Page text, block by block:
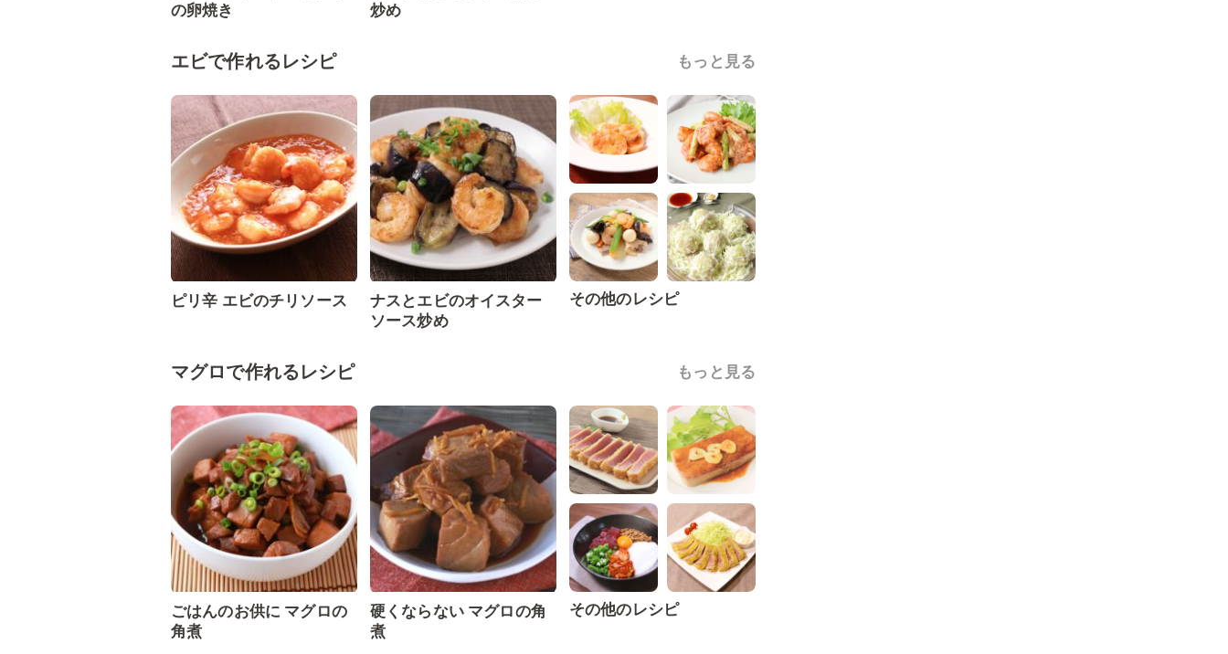
の卵焼き
炒め
エビで作れるレシピ もっと見る
ピリ辛 エビのチリソース
ナスとエビのオイスター
ソース炒め
その他のレシピ
マグロで作れるレシピ もっと見る
ごはんのお供に マグロの
角煮
硬くならない マグロの角
煮
その他のレシピ